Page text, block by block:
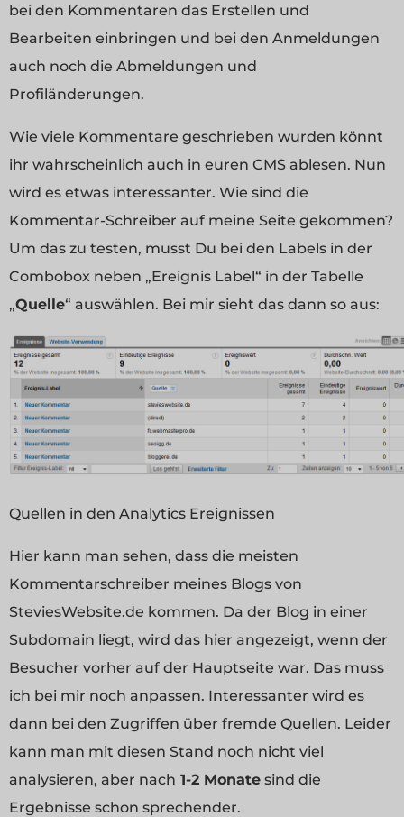
bei den Kommentaren das Erstellen und
Bearbeiten einbringen und bei den Anmeldungen
auch noch die Abmeldungen und
Profiländerungen.
Wie viele Kommentare geschrieben wurden könnt
ihr wahrscheinlich auch in euren CMS ablesen. Nun
wird es etwas interessanter. Wie sind die
Kommentar-Schreiber auf meine Seite gekommen?
Um das zu testen, musst Du bei den Labels in der
Combobox neben „Ereignis Label“ in der Tabelle
„Quelle“ auswählen. Bei mir sieht das dann so aus:
Quellen in den Analytics Ereignissen
Hier kann man sehen, dass die meisten
Kommentarschreiber meines Blogs von
SteviesWebsite.de kommen. Da der Blog in einer
Subdomain liegt, wird das hier angezeigt, wenn der
Besucher vorher auf der Hauptseite war. Das muss
ich bei mir noch anpassen. Interessanter wird es
dann bei den Zugriffen über fremde Quellen. Leider
kann man mit diesen Stand noch nicht viel
analysieren, aber nach 1-2 Monate sind die
Ergebnisse schon sprechender.